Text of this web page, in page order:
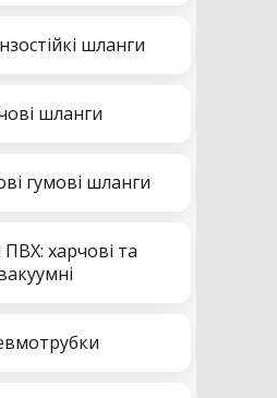
шланги
шланги
гумові шланги
харчові та